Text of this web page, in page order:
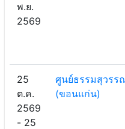
พ.ย.
2569
25
ต.ค.
2569
- 25
ศูนย์ธรรมสุวรร
(ขอนแก่น)